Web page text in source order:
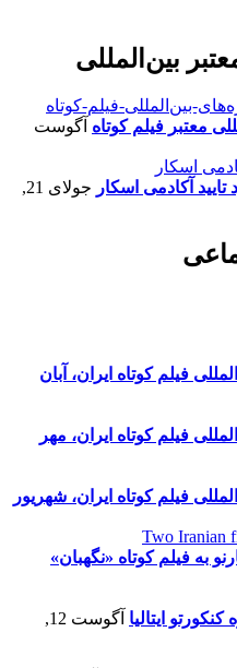
بین‌المللی
معتبر فیلم کوتاه آگوست
آکادمی اسکار
جولای 21,
فیلم کوتاه ایران، آبان
فیلم کوتاه ایران، مهر
فیلم کوتاه ایران، شهریور
به فیلم کوتاه «نگهبان»
ایتالیا
آگوست 12,